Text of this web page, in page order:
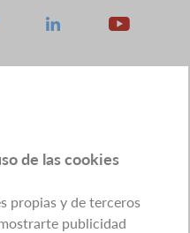
Linkedin Youtube
de las cookies
propias y de terceros
publicidad